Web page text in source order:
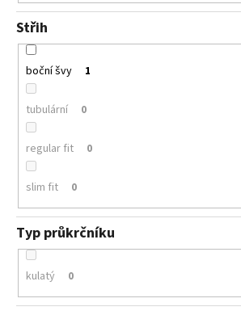
Střih
boční švy 1
tubulární 0
regular fit 0
slim fit 0
Typ průkrčníku
kulatý 0